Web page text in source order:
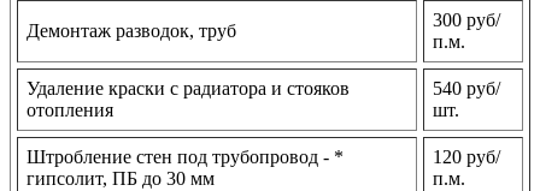
Демонтаж разводок, труб
300 руб/
п.м.
Удаление краски с радиатора и стояков
отопления
540 руб/
шт.
Штробление стен под трубопровод - *
гипсолит, ПБ до 30 мм
120 руб/
п.м.